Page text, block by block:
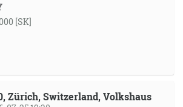
[SK]
Zürich, Switzerland, Volkshaus